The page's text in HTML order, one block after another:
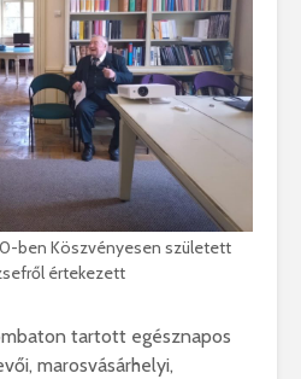
ben Köszvényesen született
értekezett
tartott egésznapos
marosvásárhelyi,